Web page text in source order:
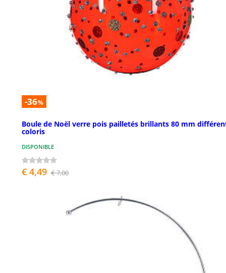
-36%
Boule de Noël verre pois pailletés brillants 80 mm
coloris
DISPONIBLE
€ 4,49 € 7,00